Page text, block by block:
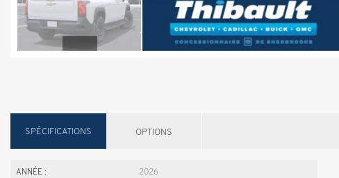
SPÉCIFICATIONS OPTIONS
ANNÉE : 2026